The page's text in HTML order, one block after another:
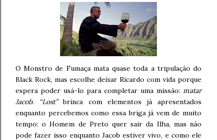
O Monstro de Fumaça mata quase toda a tripulação do
Black Rock, mas escolhe deixar Ricardo com vida porque
espera poder usá-lo para completar uma missão: matar
Jacob. “Lost”brinca com elementos já apresentados
enquanto percebemos como essa briga já vem de muito
tempo: o Homem de Preto quer sair da Ilha, mas não
pode fazer isso enquanto Jacob estiver vivo, e como ele